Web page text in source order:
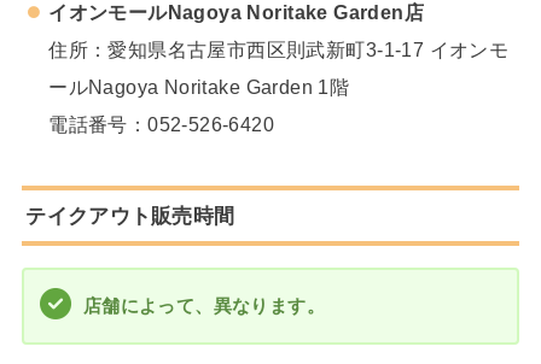
イオンモールNagoya Noritake Garden店
住所：愛知県名古屋市西区則武新町3-1-17 イオンモ
ールNagoya Noritake Garden 1階
電話番号：052-526-6420
テイクアウト販売時間
店舗によって、異なります。